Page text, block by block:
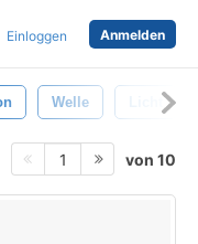
Einloggen Anmelden
Welle
1 von 10